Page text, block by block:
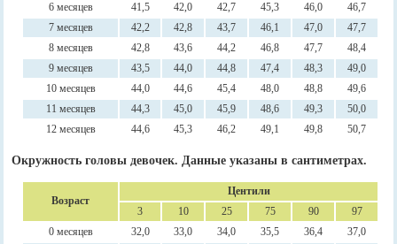
6 месяцев
41,5 42,0 42,7 45,3 46,0
46,7
7 месяцев
42,2 42,8 43,7 46,1 47,0
47,7
8 месяцев
42,8 43,6 44,2 46,8 47,7
48,4
9 месяцев
43,5 44,0 44,8 47,4 48,3
49,0
10 месяцев
44,0 44,6 45,4 48,0 48,8
49,6
11 месяцев
44,3 45,0 45,9 48,6 49,3
50,0
12 месяцев
44,6 45,3 46,2 49,1 49,8 50,7
Окружность головы девочек. Данные указаны в сантиметрах.
Возраст
Центили
3
10 25 75 90
97
0 месяцев
32,0 33,0 34,0 35,5 36,4
37,0